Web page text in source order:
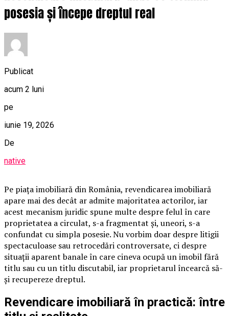
posesia și începe dreptul real
Publicat
acum 2 luni
pe
iunie 19, 2026
De
native
Pe piața imobiliară din România, revendicarea imobiliară
apare mai des decât ar admite majoritatea actorilor, iar
acest mecanism juridic spune multe despre felul în care
proprietatea a circulat, s-a fragmentat și, uneori, s-a
confundat cu simpla posesie. Nu vorbim doar despre litigii
spectaculoase sau retrocedări controversate, ci despre
situații aparent banale în care cineva ocupă un imobil fără
titlu sau cu un titlu discutabil, iar proprietarul încearcă să-
și recupereze dreptul.
Revendicare imobiliară în practică: între